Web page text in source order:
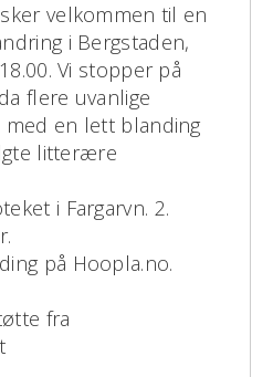
velkommen til en
i Bergstaden,
Vi stopper på
flere uvanlige
en lett blanding
litterære
i Fargarvn. 2.
på Hoopla.no.
fra